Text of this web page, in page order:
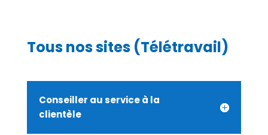
Tous nos sites (Télétravail)
Conseiller au service à la
clientèle